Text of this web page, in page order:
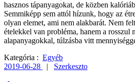
hasznos tápanyagokat, de közben
Semmiképp sem attól hízunk, hogy az
olyan elemet, ami nem alakbarát. Nem
ételekkel van probléma, hanem a rosszul
alapanyagokkal, túlzásba vitt
Kategória : Egyéb
2019-06-28
| Szerkeszto